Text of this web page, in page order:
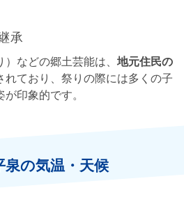
承
などの郷土芸能は、 地元住民の
れており、祭りの際には多くの子
印象的です。
泉の気温・天候